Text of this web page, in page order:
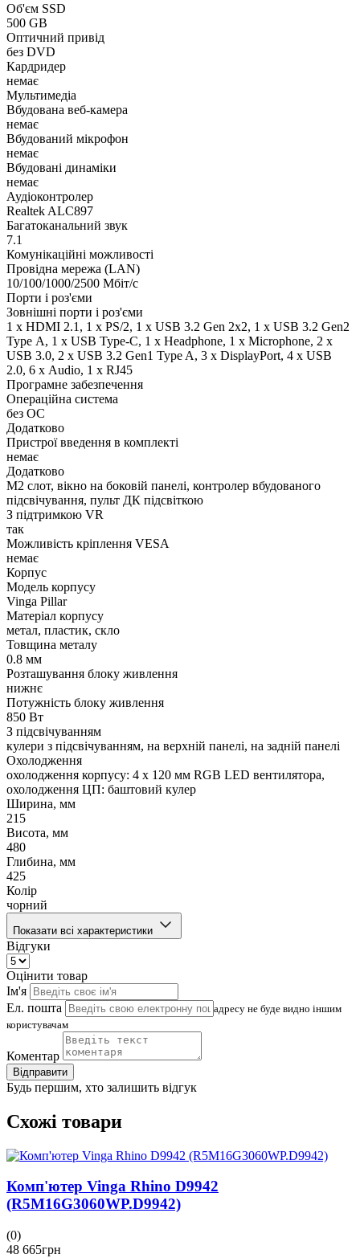
Об'єм SSD
500 GB
Оптичний привід
без DVD
Кардридер
немає
Мультимедіа
Вбудована веб-камера
немає
Вбудований мікрофон
немає
Вбудовані динаміки
немає
Аудіоконтролер
Realtek ALC897
Багатоканальний звук
7.1
Комунікаційні можливості
Провідна мережа (LAN)
10/100/1000/2500 Мбіт/с
Порти і роз'єми
Зовнішні порти і роз'єми
1 x HDMI 2.1, 1 x PS/2, 1 x USB 3.2 Gen 2x2, 1 x USB 3.2 Gen2
Type А, 1 x USB Type-C, 1 x Нeadphone, 1 х Microphone, 2 x
USB 3.0, 2 x USB 3.2 Gen1 Type A, 3 x DisplayPort, 4 x USB
2.0, 6 х Audio, 1 x RJ45
Програмне забезпечення
Операційна система
без ОС
Додатково
Пристрої введення в комплекті
немає
Додатково
M2 слот, вікно на боковій панелі, контролер вбудованого
підсвічування, пульт ДК підсвіткою
З підтримкою VR
так
Можливість кріплення VESA
немає
Корпус
Модель корпусу
Vinga Pillar
Матеріал корпусу
метал, пластик, скло
Товщина металу
0.8 мм
Розташування блоку живлення
нижнє
Потужність блоку живлення
850 Вт
З підсвічуванням
кулери з підсвічуванням, на верхній панелі, на задній панелі
Охолодження
охолодження корпусу: 4 x 120 мм RGB LED вентилятора,
охолодження ЦП: баштовий кулер
Ширина, мм
215
Висота, мм
480
Глибина, мм
425
Колір
чорний
Показати всі характеристики
Відгуки
Оцінити товар
Ім'я
Ел. пошта
адресу не буде видно іншим
користувачам
Коментар
Відправити
Будь першим, хто залишить відгук
Схожі товари
Комп'ютер Vinga Rhino D9942
(R5M16G3060WP.D9942)
(0)
48 665грн